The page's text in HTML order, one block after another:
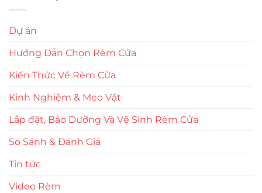
Dự án
Hướng Dẫn Chọn Rèm Cửa
Kiến Thức Về Rèm Cửa
Kinh Nghiệm & Mẹo Vặt
Lắp đặt, Bảo Dưỡng Và Vệ Sinh Rèm Cửa
So Sánh & Đánh Giá
Tin tức
Video Rèm